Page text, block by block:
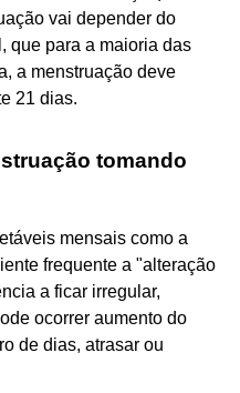
vai depender do
que para a maioria das
a menstruação deve
21 dias.
tomando
mensais como a
frequente a "alteração
a ficar irregular,
ocorrer aumento do
de dias, atrasar ou